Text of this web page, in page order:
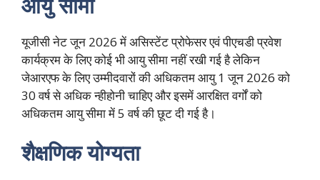
यूजीसी नेट जून 2026 में असिस्टेंट प्रोफेसर एवं पीएचडी प्रवेश
कार्यक्रम के लिए कोई भी आयु सीमा नहीं रखी गई है लेकिन
जेआरएफ के लिए उम्मीदवारों की अधिकतम आयु 1 जून 2026 को
30 वर्ष से अधिक न्हीहोनी चाहिए और इसमें आरक्षित वर्गों को
अधिकतम आयु सीमा में 5 वर्ष की छूट दी गई है।
शैक्षणिक योग्यता